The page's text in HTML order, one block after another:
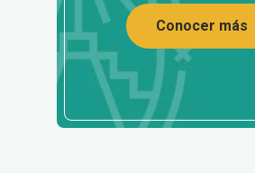
Conocer más